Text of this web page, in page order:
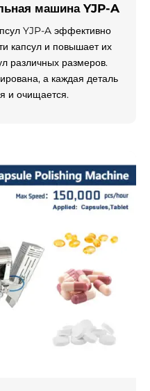
машина YJP-A
YJP-A эффективно
капсул и повышает их
различных размеров.
а каждая деталь
и очищается.